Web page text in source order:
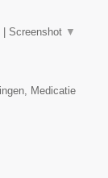
Screenshot ▼
Medicatie